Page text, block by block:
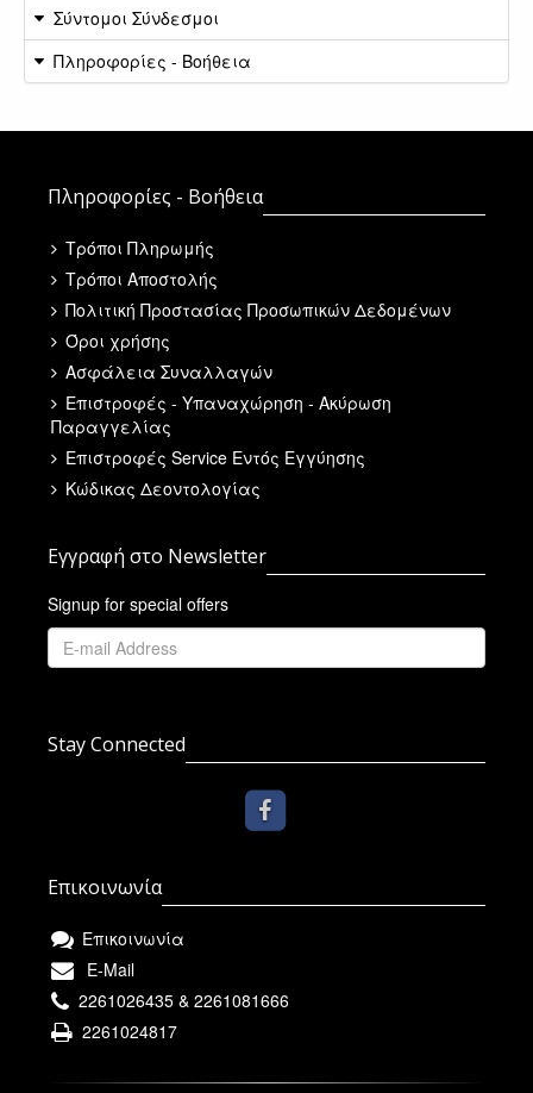
Σύντομοι Σύνδεσμοι
Πληροφορίες - Βοήθεια
Πληροφορίες - Βοήθεια
Τρόποι Πληρωμής
Τρόποι Αποστολής
Πολιτική Προστασίας Προσωπικών Δεδομένων
Όροι χρήσης
Ασφάλεια Συναλλαγών
Επιστροφές - Υπαναχώρηση - Ακύρωση
Παραγγελίας
Επιστροφές Service Εντός Εγγύησης
Κώδικας Δεοντολογίας
Εγγραφή στο Newsletter
Signup for special offers
Stay Connected
Επικοινωνία
Επικοινωνία
E-Mail
2261026435 & 2261081666
2261024817